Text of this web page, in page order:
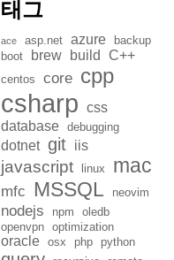
태그
ace asp.net azure
backup
boot
brew build C++
centos core cpp
csharp css
database
debugging
dotnet git iis
javascript linux mac
mfc MSSQL neovim
nodejs npm
oledb
openvpn
optimization
oracle osx php python